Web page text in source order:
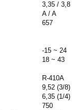
3,35 / 3,8
A / A
657
-15 ~ 24
18 ~ 43
R-410A
9,52 (3/8)
6,35 (1/4)
750